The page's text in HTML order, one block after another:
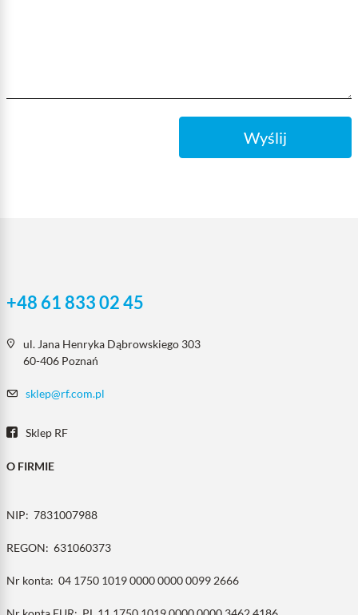
Wyślij
+48 61 833 02 45
ul. Jana Henryka Dąbrowskiego 303
60-406 Poznań
sklep@rf.com.pl
Sklep RF
O FIRMIE
NIP: 7831007988
REGON: 631060373
Nr konta: 04 1750 1019 0000 0000 0099 2666